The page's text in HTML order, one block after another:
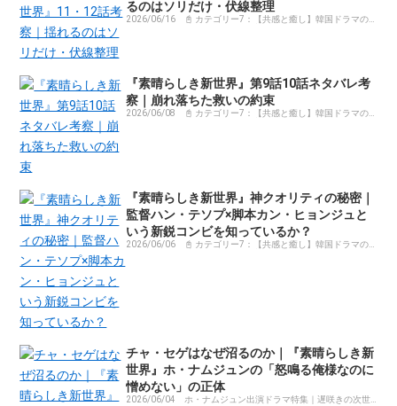
るのはソリだけ・伏線整理
2026/06/16
📓 カテゴリー7：【共感と癒し】韓国ドラマの
『素晴らしき新世界』第9話10話ネタバレ考
察｜崩れ落ちた救いの約束
2026/06/08
📓 カテゴリー7：【共感と癒し】韓国ドラマの
『素晴らしき新世界』神クオリティの秘密｜
監督ハン・テソプ×脚本カン・ヒョンジュと
いう新鋭コンビを知っているか？
2026/06/06
📓 カテゴリー7：【共感と癒し】韓国ドラマの
チャ・セゲはなぜ沼るのか｜『素晴らしき新
世界』ホ・ナムジュンの「怒鳴る俺様なのに
憎めない」の正体
2026/06/04
ホ・ナムジュン出演ドラマ特集｜遅咲きの次世